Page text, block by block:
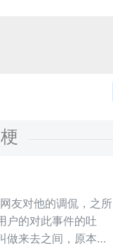
友对他的调侃，之所
户的对此事件的吐
做来去之间，原本是